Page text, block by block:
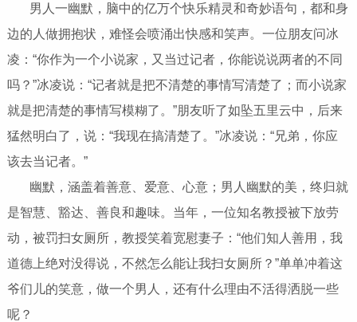
男人一幽默，脑中的亿万个快乐精灵和奇妙语句，都和身
边的人做拥抱状，难怪会喷涌出快感和笑声。一位朋友问冰
凌：“你作为一个小说家，又当过记者，你能说说两者的不同
吗？”冰凌说：“记者就是把不清楚的事情写清楚了；而小说家
就是把清楚的事情写模糊了。”朋友听了如坠五里云中，后来
猛然明白了，说：“我现在搞清楚了。”冰凌说：“兄弟，你应
该去当记者。”
幽默，涵盖着善意、爱意、心意；男人幽默的美，终归就
是智慧、豁达、善良和趣味。当年，一位知名教授被下放劳
动，被罚扫女厕所，教授笑着宽慰妻子：“他们知人善用，我
道德上绝对没得说，不然怎么能让我扫女厕所？”单单冲着这
爷们儿的笑意，做一个男人，还有什么理由不活得洒脱一些
呢？